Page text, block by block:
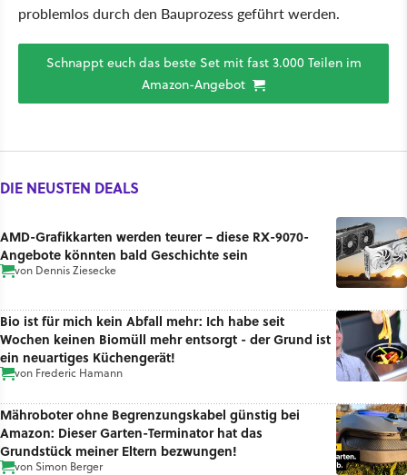
problemlos durch den Bauprozess geführt werden.
Schnappt euch das beste Set mit fast 3.000 Teilen im
Amazon-Angebot
DIE NEUSTEN DEALS
AMD-Grafikkarten werden teurer – diese RX-9070-
Angebote könnten bald Geschichte sein
von Dennis Ziesecke
Bio ist für mich kein Abfall mehr: Ich habe seit
Wochen keinen Biomüll mehr entsorgt - der Grund ist
ein neuartiges Küchengerät!
von Frederic Hamann
Mähroboter ohne Begrenzungskabel günstig bei
Amazon: Dieser Garten-Terminator hat das
Grundstück meiner Eltern bezwungen!
vonSimon Berger